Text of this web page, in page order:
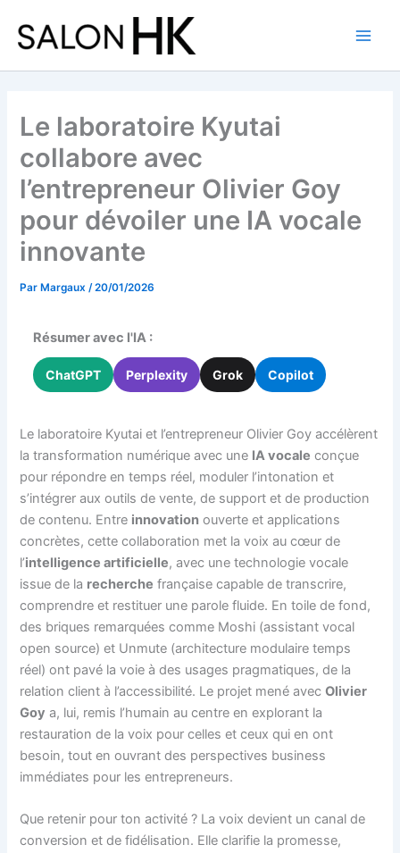
contenu
Le laboratoire Kyutai
collabore avec
l’entrepreneur Olivier Goy
pour dévoiler une IA vocale
innovante
ParMargaux /20/01/2026
Résumer avec l'IA :
ChatGPT Perplexity Grok Copilot
Le laboratoire Kyutai et l’entrepreneur Olivier Goy accélèrent
la transformation numérique avec une IA vocale conçue
pour répondre en temps réel, moduler l’intonation et
s’intégrer aux outils de vente, de support et de production
de contenu. Entre innovation ouverte et applications
concrètes, cette collaboration met la voix au cœur de
l’intelligence artificielle, avec une technologie vocale
issue de la recherche française capable de transcrire,
comprendre et restituer une parole fluide. En toile de fond,
des briques remarquées comme Moshi (assistant vocal
open source) et Unmute (architecture modulaire temps
réel) ont pavé la voie à des usages pragmatiques, de la
relation client à l’accessibilité. Le projet mené avecOlivier
Goy a, lui, remis l’humain au centre en explorant la
restauration de la voix pour celles et ceux qui en ont
besoin, tout en ouvrant des perspectives business
immédiates pour les entrepreneurs.
Que retenir pour ton activité ? La voix devient un canal de
conversion et de fidélisation. Elle clarifie la promesse,